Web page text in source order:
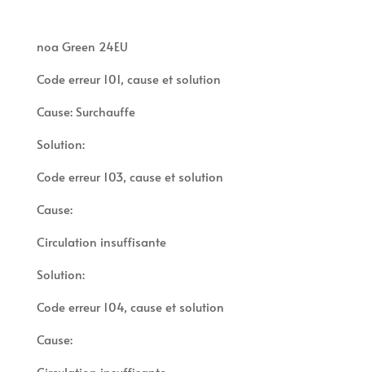
noa Green 24EU
Code erreur 101, cause et solution
Cause: Surchauffe
Solution:
Code erreur 103, cause et solution
Cause:
Circulation insuffisante
Solution:
Code erreur 104, cause et solution
Cause: